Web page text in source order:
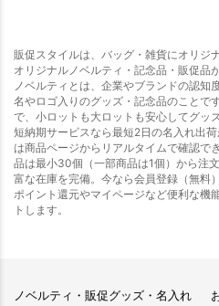
販促スタイルは、バッグ・雑貨にオリジ
オリジナルノベルティ・記念品・販促品
ノベルティとは、企業やブランドの認知
名やロゴ入りのグッズ・記念品のことで
で、小ロットも大ロットも安心してグッ
短納期サービスなら最短2日の名入れ出
は商品ページからリアルタイムで確認で
品は最小30個（一部商品は1個）から注
富な在庫を完備。今なら会員登録（無料
ポイント還元やマイページなど便利な機
トします。
ノベルティ・販促グッズ・名入れ